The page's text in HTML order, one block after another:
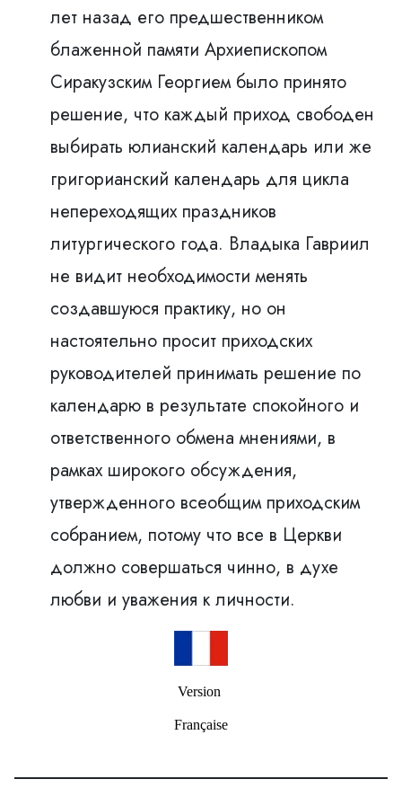
лет назад его предшественником
блаженной памяти Архиепископом
Сиракузским Георгием было принято
решение, что каждый приход свободен
выбирать юлианский календарь или же
григорианский календарь для цикла
непереходящих праздников
литургического годa. Владыка Гавриил
не видит необходимости менять
создавшуюся практику, но он
настоятельно просит приходских
руководителей принимать решение по
календарю в результате спокойного и
ответственного обмена мнениями, в
рамках широкого обсуждения,
утвержденного всеобщим приходским
собранием, потому что все в Церкви
должно совершаться чинно, в духе
любви и уважения к личности.
Version
Française